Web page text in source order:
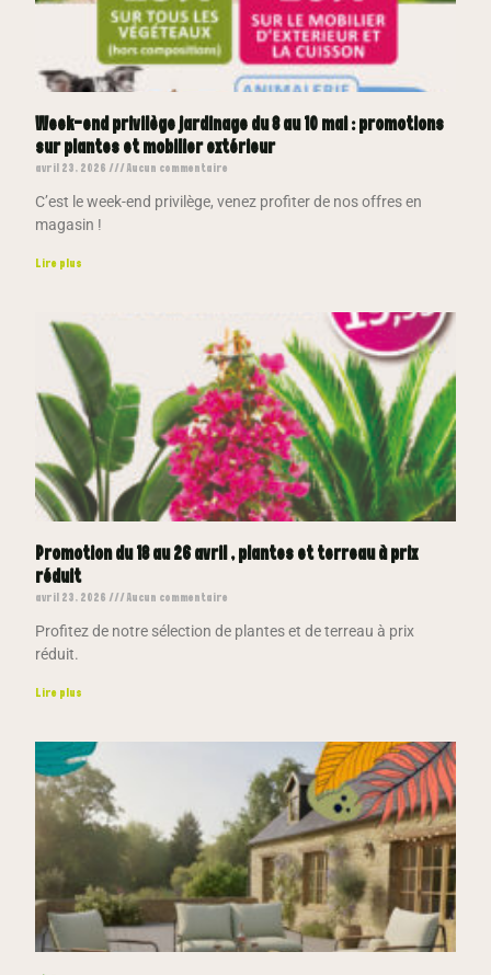
Week-end privilège jardinage du 8 au 10 mai : promotions
sur plantes et mobilier extérieur
avril 23, 2026 Aucun commentaire
C’est le week-end privilège, venez profiter de nos offres en
magasin !
Lire plus
Promotion du 18 au 26 avril , plantes et terreau à prix
réduit
avril 23, 2026 Aucun commentaire
Profitez de notre sélection de plantes et de terreau à prix
réduit.
Lire plus